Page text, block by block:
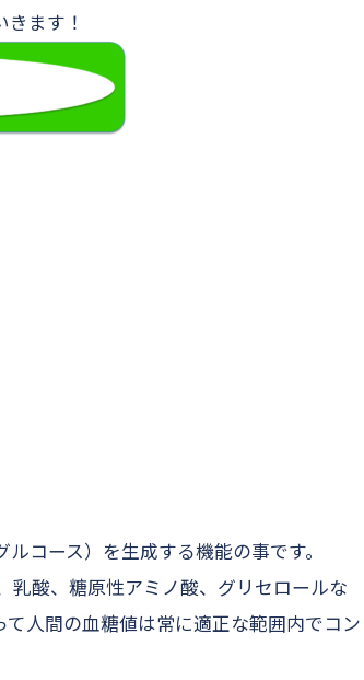
ます！
コース）を生成する機能の事です。
乳酸、糖原性アミノ酸、グリセロールな
人間の血糖値は常に適正な範囲内でコン